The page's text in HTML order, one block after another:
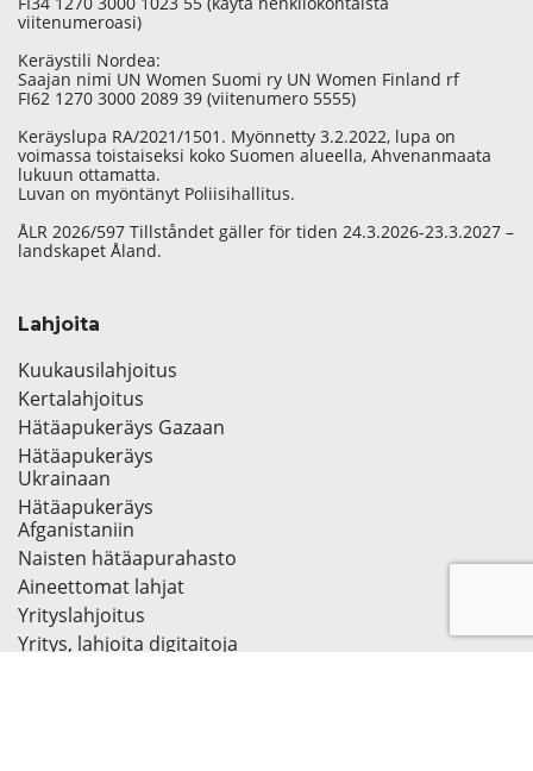
viitenumeroasi)
Keräystili Nordea:
Saajan nimi UN Women Suomi ry UN Women Finland rf
FI62 1270 3000 2089 39 (viitenumero 5555)
Keräyslupa RA/2021/1501. Myönnetty 3.2.2022, lupa on
voimassa toistaiseksi koko Suomen alueella, Ahvenanmaata
lukuun ottamatta.
Luvan on myöntänyt Poliisihallitus.
ÅLR 2026/597 Tillståndet gäller för tiden 24.3.2026-23.3.2027 –
landskapet Åland.
Lahjoita
Kuukausilahjoitus
Kertalahjoitus
Hätäapukeräys Gazaan
Hätäapukeräys
Ukrainaan
Hätäapukeräys
Afganistaniin
Naisten hätäapurahasto
Aineettomat lahjat
Yrityslahjoitus
Yritys, lahjoita digitaitoja